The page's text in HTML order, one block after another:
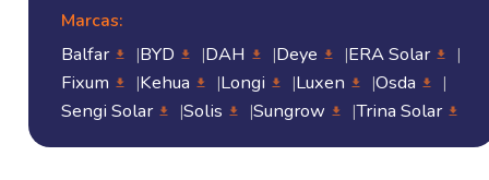
Marcas:
Balfar BYD DAH Deye
ERA Solar
Fixum
Kehua Longi Luxen
Osda
Sengi Solar
Solis Sungrow Trina Solar